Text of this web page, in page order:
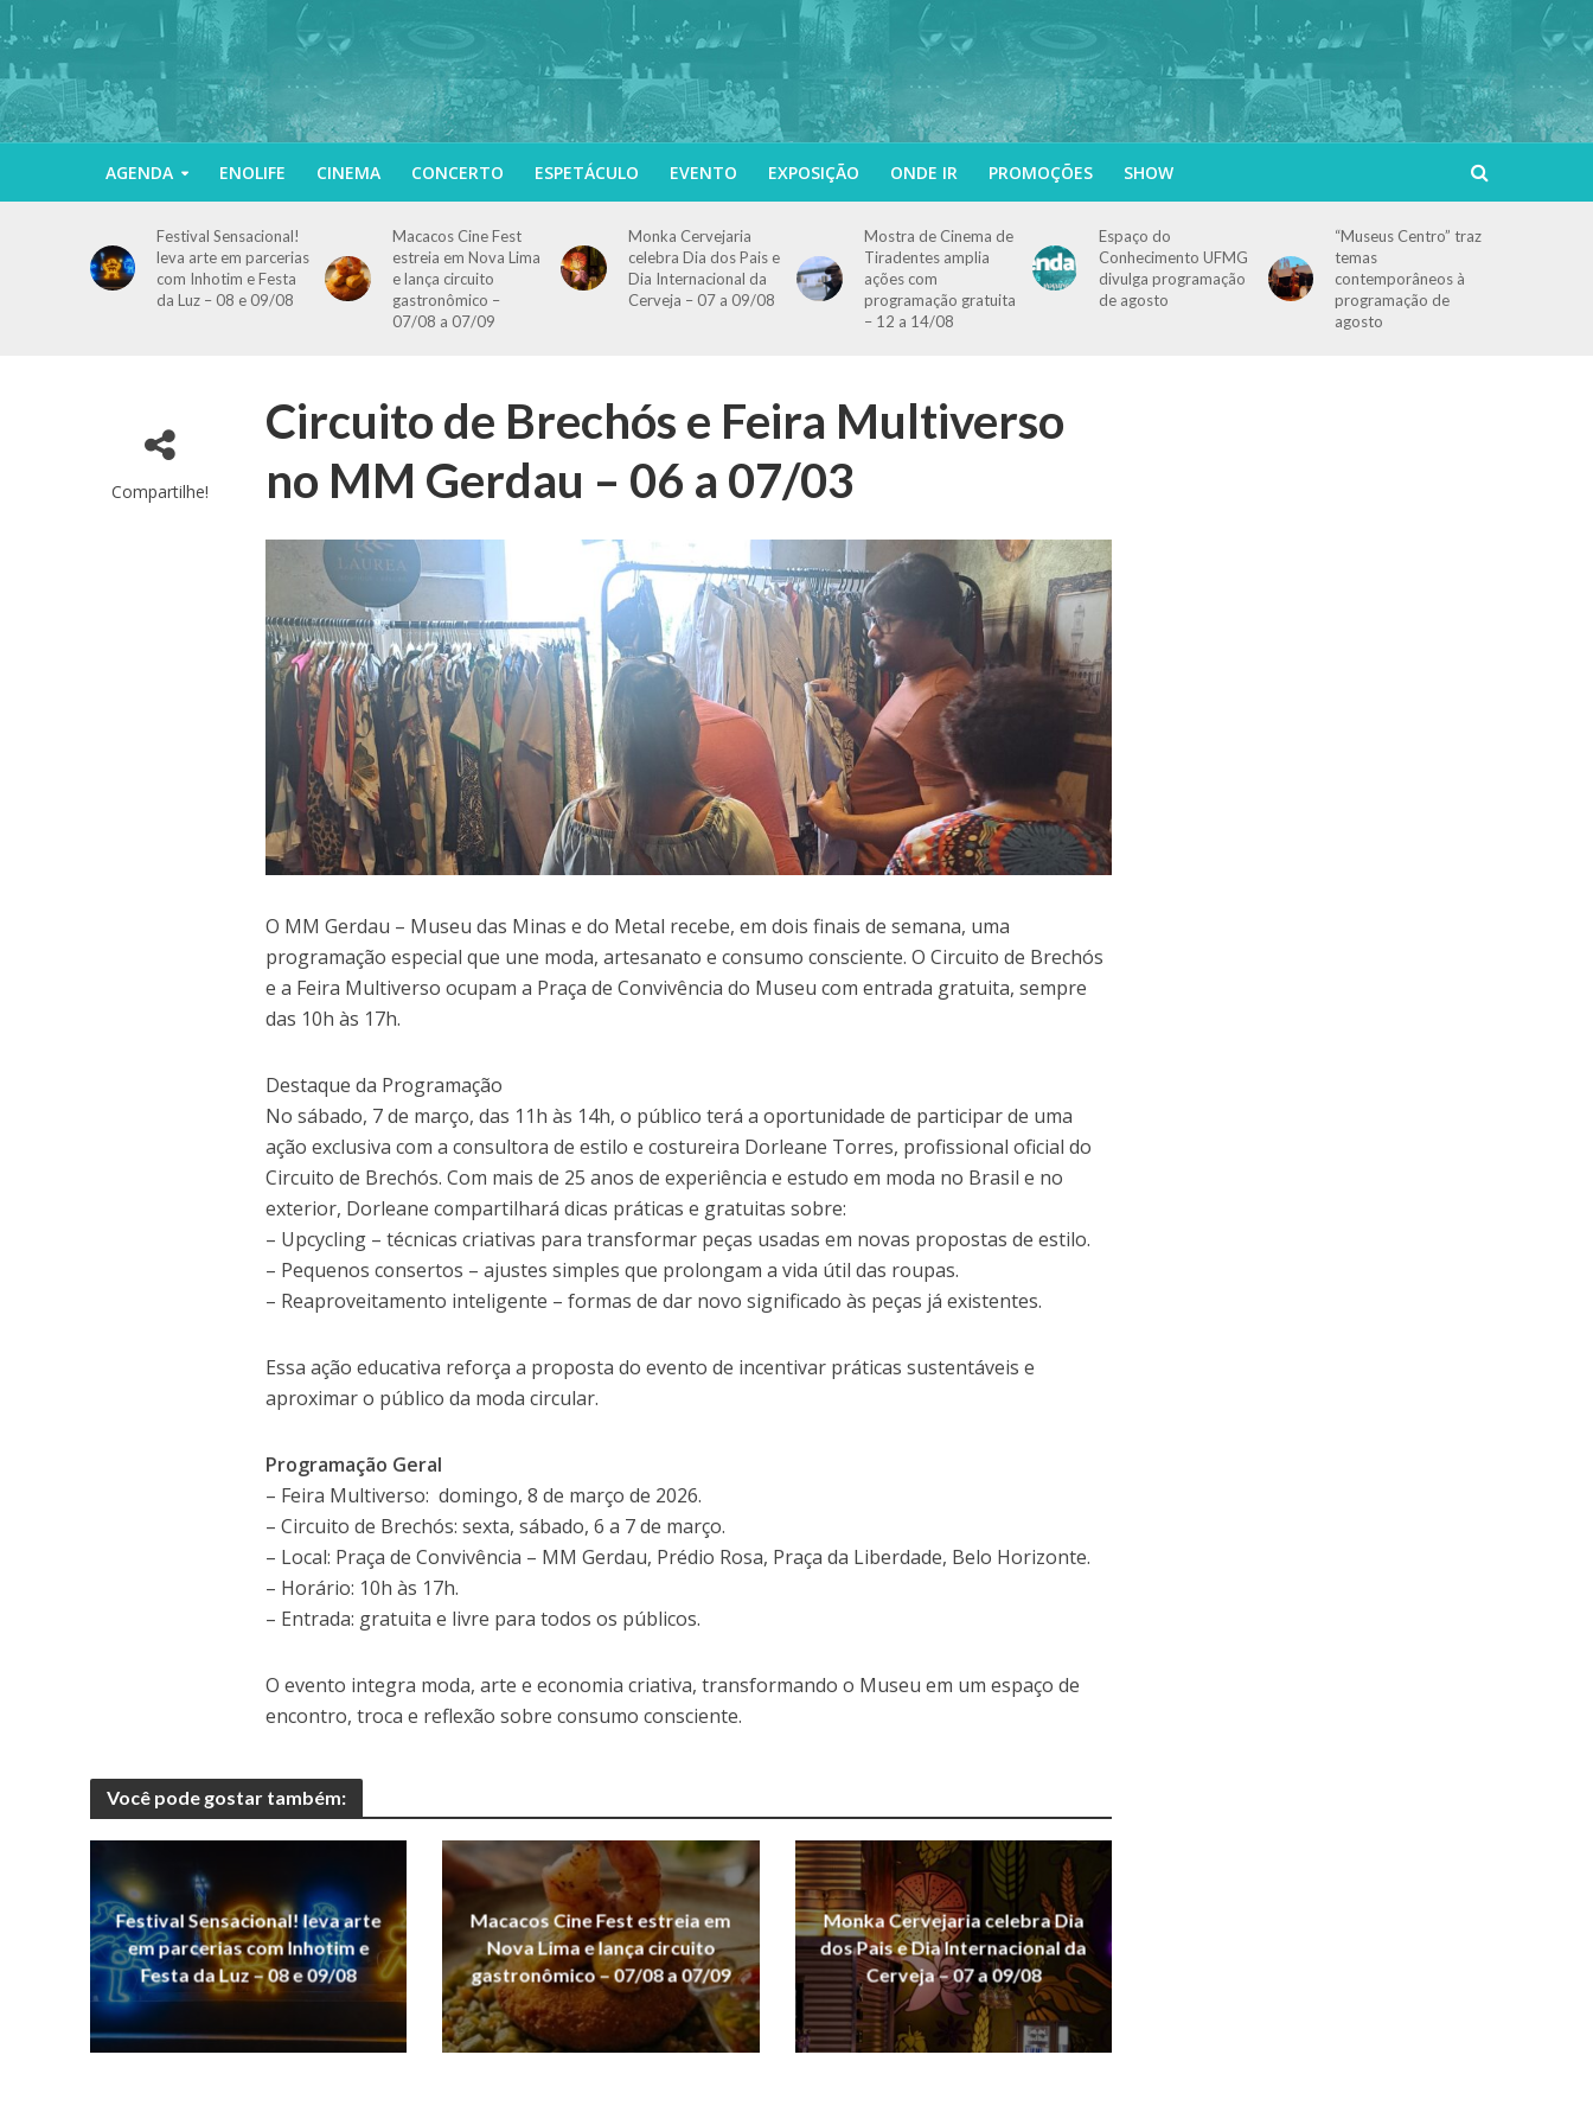
AGENDA ENOLIFE CINEMA CONCERTO ESPETÁCULO EVENTO EXPOSIÇÃO ONDE IR PROMOÇÕES SHOW
Festival Sensacional!
leva arte em parcerias
com Inhotim e Festa
da Luz – 08 e 09/08
Macacos Cine Fest
estreia em Nova Lima
e lança circuito
gastronômico –
07/08 a 07/09
Monka Cervejaria
celebra Dia dos Pais e
Dia Internacional da
Cerveja – 07 a 09/08
Mostra de Cinema de
Tiradentes amplia
ações com
programação gratuita
– 12 a 14/08
Espaço do
Conhecimento UFMG
divulga programação
de agosto
“Museus Centro” traz
temas
contemporâneos à
programação de
agosto
Compartilhe!
Circuito de Brechós e Feira Multiverso
no MM Gerdau – 06 a 07/03
O MM Gerdau – Museu das Minas e do Metal recebe, em dois finais de semana, uma
programação especial que une moda, artesanato e consumo consciente. O Circuito de Brechós
e a Feira Multiverso ocupam a Praça de Convivência do Museu com entrada gratuita, sempre
das 10h às 17h.
Destaque da Programação
No sábado, 7 de março, das 11h às 14h, o público terá a oportunidade de participar de uma
ação exclusiva com a consultora de estilo e costureira Dorleane Torres, profissional oficial do
Circuito de Brechós. Com mais de 25 anos de experiência e estudo em moda no Brasil e no
exterior, Dorleane compartilhará dicas práticas e gratuitas sobre:
– Upcycling – técnicas criativas para transformar peças usadas em novas propostas de estilo.
– Pequenos consertos – ajustes simples que prolongam a vida útil das roupas.
– Reaproveitamento inteligente – formas de dar novo significado às peças já existentes.
Essa ação educativa reforça a proposta do evento de incentivar práticas sustentáveis e
aproximar o público da moda circular.
Programação Geral
– Feira Multiverso: domingo, 8 de março de 2026.
– Circuito de Brechós: sexta, sábado, 6 a 7 de março.
– Local: Praça de Convivência – MM Gerdau, Prédio Rosa, Praça da Liberdade, Belo Horizonte.
– Horário: 10h às 17h.
– Entrada: gratuita e livre para todos os públicos.
O evento integra moda, arte e economia criativa, transformando o Museu em um espaço de
encontro, troca e reflexão sobre consumo consciente.
Você pode gostar também:
Festival Sensacional! leva arte
em parcerias com Inhotim e
Festa da Luz – 08 e 09/08
Macacos Cine Fest estreia em
Nova Lima e lança circuito
gastronômico – 07/08 a 07/09
Monka Cervejaria celebra Dia
dos Pais e Dia Internacional da
Cerveja – 07 a 09/08